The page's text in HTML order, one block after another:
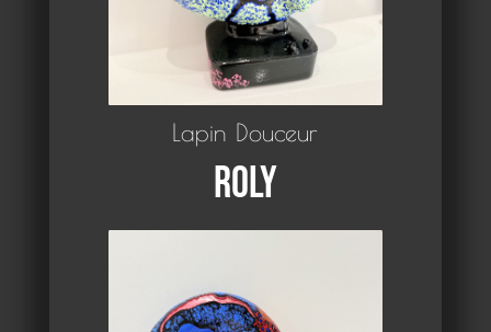
Lapin Douceur
Roly